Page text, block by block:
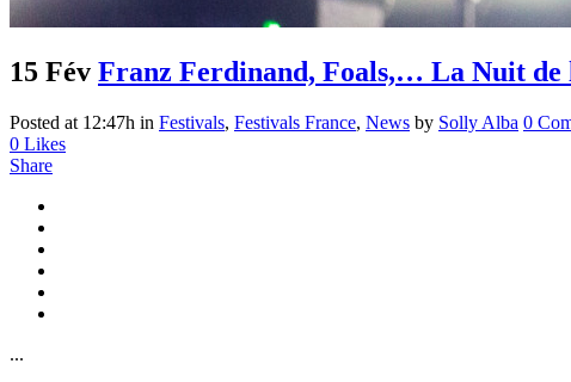
15 Fév Franz Ferdinand, Foals,… La Nuit de
Posted at 12:47h in Festivals, Festivals France, News by Solly Alba 0
0 Likes
Share
...